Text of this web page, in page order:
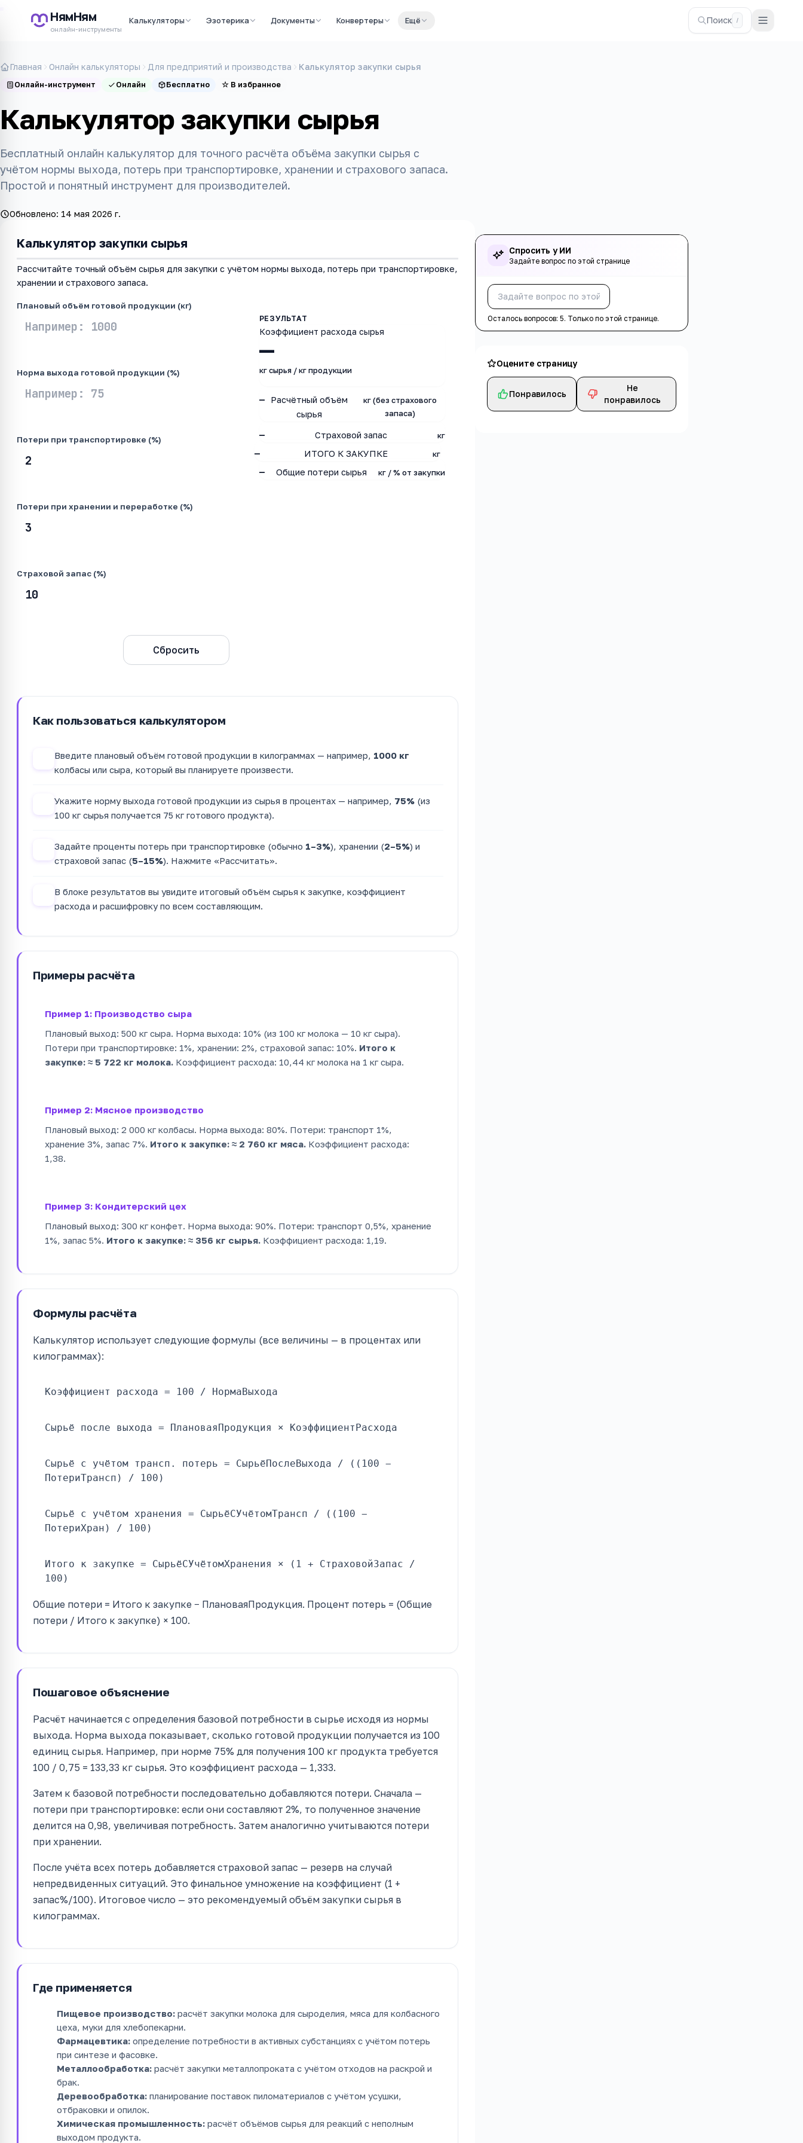
НямНям
онлайн-инструменты
Калькуляторы Эзотерика Документы Конвертеры Ещё Поиск /
Главная Онлайн калькуляторы Для предприятий и производства Калькулятор закупки сырья
Онлайн-инструмент Онлайн Бесплатно ☆ В избранное
Калькулятор закупки сырья
Бесплатный онлайн калькулятор для точного расчёта объёма закупки сырья с
учётом нормы выхода, потерь при транспортировке, хранении и страхового запаса.
Простой и понятный инструмент для производителей.
Обновлено: 14 мая 2026 г.
Калькулятор закупки сырья
Рассчитайте точный объём сырья для закупки с учётом нормы выхода, потерь при транспортировке,
хранении и страхового запаса.
Плановый объём готовой продукции (кг)
Норма выхода готовой продукции (%)
Потери при транспортировке (%)
Потери при хранении и переработке (%)
Страховой запас (%)
Сбросить
—
Коэффициент расхода сырья
кг сырья / кг продукции
—
Расчётный объём
сырья
кг (без страхового
запаса)
— Страховой запас кг
— ИТОГО К ЗАКУПКЕ кг
— Общие потери сырья кг / % от закупки
Как пользоваться калькулятором
Введите плановый объём готовой продукции в килограммах — например, 1000 кг
колбасы или сыра, который вы планируете произвести.
Укажите норму выхода готовой продукции из сырья в процентах — например, 75% (из
100 кг сырья получается 75 кг готового продукта).
Задайте проценты потерь при транспортировке (обычно 1–3%), хранении (2–5%) и
страховой запас (5–15%). Нажмите «Рассчитать».
В блоке результатов вы увидите итоговый объём сырья к закупке, коэффициент
расхода и расшифровку по всем составляющим.
Примеры расчёта
Пример 1: Производство сыра
Плановый выход: 500 кг сыра. Норма выхода: 10% (из 100 кг молока — 10 кг сыра).
Потери при транспортировке: 1%, хранении: 2%, страховой запас: 10%. Итого к
закупке: ≈ 5 722 кг молока. Коэффициент расхода: 10,44 кг молока на 1 кг сыра.
Пример 2: Мясное производство
Плановый выход: 2 000 кг колбасы. Норма выхода: 80%. Потери: транспорт 1%,
хранение 3%, запас 7%. Итого к закупке: ≈ 2 760 кг мяса. Коэффициент расхода:
1,38.
Пример 3: Кондитерский цех
Плановый выход: 300 кг конфет. Норма выхода: 90%. Потери: транспорт 0,5%, хранение
1%, запас 5%. Итого к закупке: ≈ 356 кг сырья. Коэффициент расхода: 1,19.
Формулы расчёта
Калькулятор использует следующие формулы (все величины — в процентах или
килограммах):
Коэффициент расхода = 100 / НормаВыхода
Сырьё после выхода = ПлановаяПродукция × КоэффициентРасхода
Сырьё с учётом трансп. потерь = СырьёПослеВыхода / ((100 −
ПотериТрансп) / 100)
Сырьё с учётом хранения = СырьёСУчётомТрансп / ((100 −
ПотериХран) / 100)
Итого к закупке = СырьёСУчётомХранения × (1 + СтраховойЗапас /
100)
Общие потери = Итого к закупке − ПлановаяПродукция. Процент потерь = (Общие
потери / Итого к закупке) × 100.
Пошаговое объяснение
Расчёт начинается с определения базовой потребности в сырье исходя из нормы
выхода. Норма выхода показывает, сколько готовой продукции получается из 100
единиц сырья. Например, при норме 75% для получения 100 кг продукта требуется
100 / 0,75 = 133,33 кг сырья. Это коэффициент расхода — 1,333.
Затем к базовой потребности последовательно добавляются потери. Сначала —
потери при транспортировке: если они составляют 2%, то полученное значение
делится на 0,98, увеличивая потребность. Затем аналогично учитываются потери
при хранении.
После учёта всех потерь добавляется страховой запас — резерв на случай
непредвиденных ситуаций. Это финальное умножение на коэффициент (1 +
запас%/100). Итоговое число — это рекомендуемый объём закупки сырья в
килограммах.
Где применяется
Пищевое производство: расчёт закупки молока для сыроделия, мяса для колбасного
цеха, муки для хлебопекарни.
Фармацевтика: определение потребности в активных субстанциях с учётом потерь
при синтезе и фасовке.
Металлообработка: расчёт закупки металлопроката с учётом отходов на раскрой и
брак.
Деревообработка: планирование поставок пиломатериалов с учётом усушки,
отбраковки и опилок.
Химическая промышленность: расчёт объёмов сырья для реакций с неполным
выходом продукта.
Спросить у ИИ
Задайте вопрос по этой странице
Осталось вопросов:5. Только по этой странице.
Оцените страницу
Понравилось
Не
понравилось